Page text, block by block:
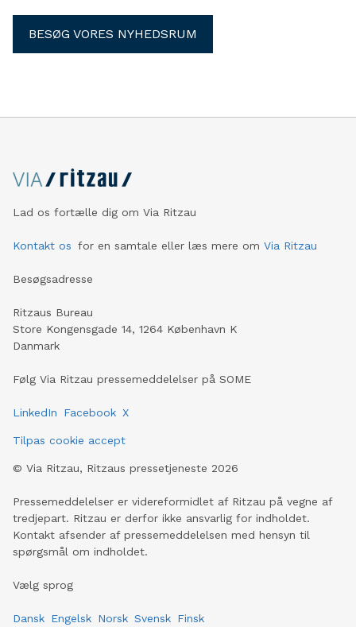
BESØG VORES NYHEDSRUM
Lad os fortælle dig om Via Ritzau
Kontakt os for en samtale eller læs mere om Via Ritzau
Besøgsadresse
Ritzaus Bureau
Store Kongensgade 14, 1264 København K
Danmark
Følg Via Ritzau pressemeddelelser på SOME
LinkedIn Facebook X
Tilpas cookie accept
© Via Ritzau, Ritzaus pressetjeneste 2026
Pressemeddelelser er videreformidlet af Ritzau på vegne af
tredjepart. Ritzau er derfor ikke ansvarlig for indholdet.
Kontakt afsender af pressemeddelelsen med hensyn til
spørgsmål om indholdet.
Vælg sprog
Dansk Engelsk Norsk Svensk Finsk